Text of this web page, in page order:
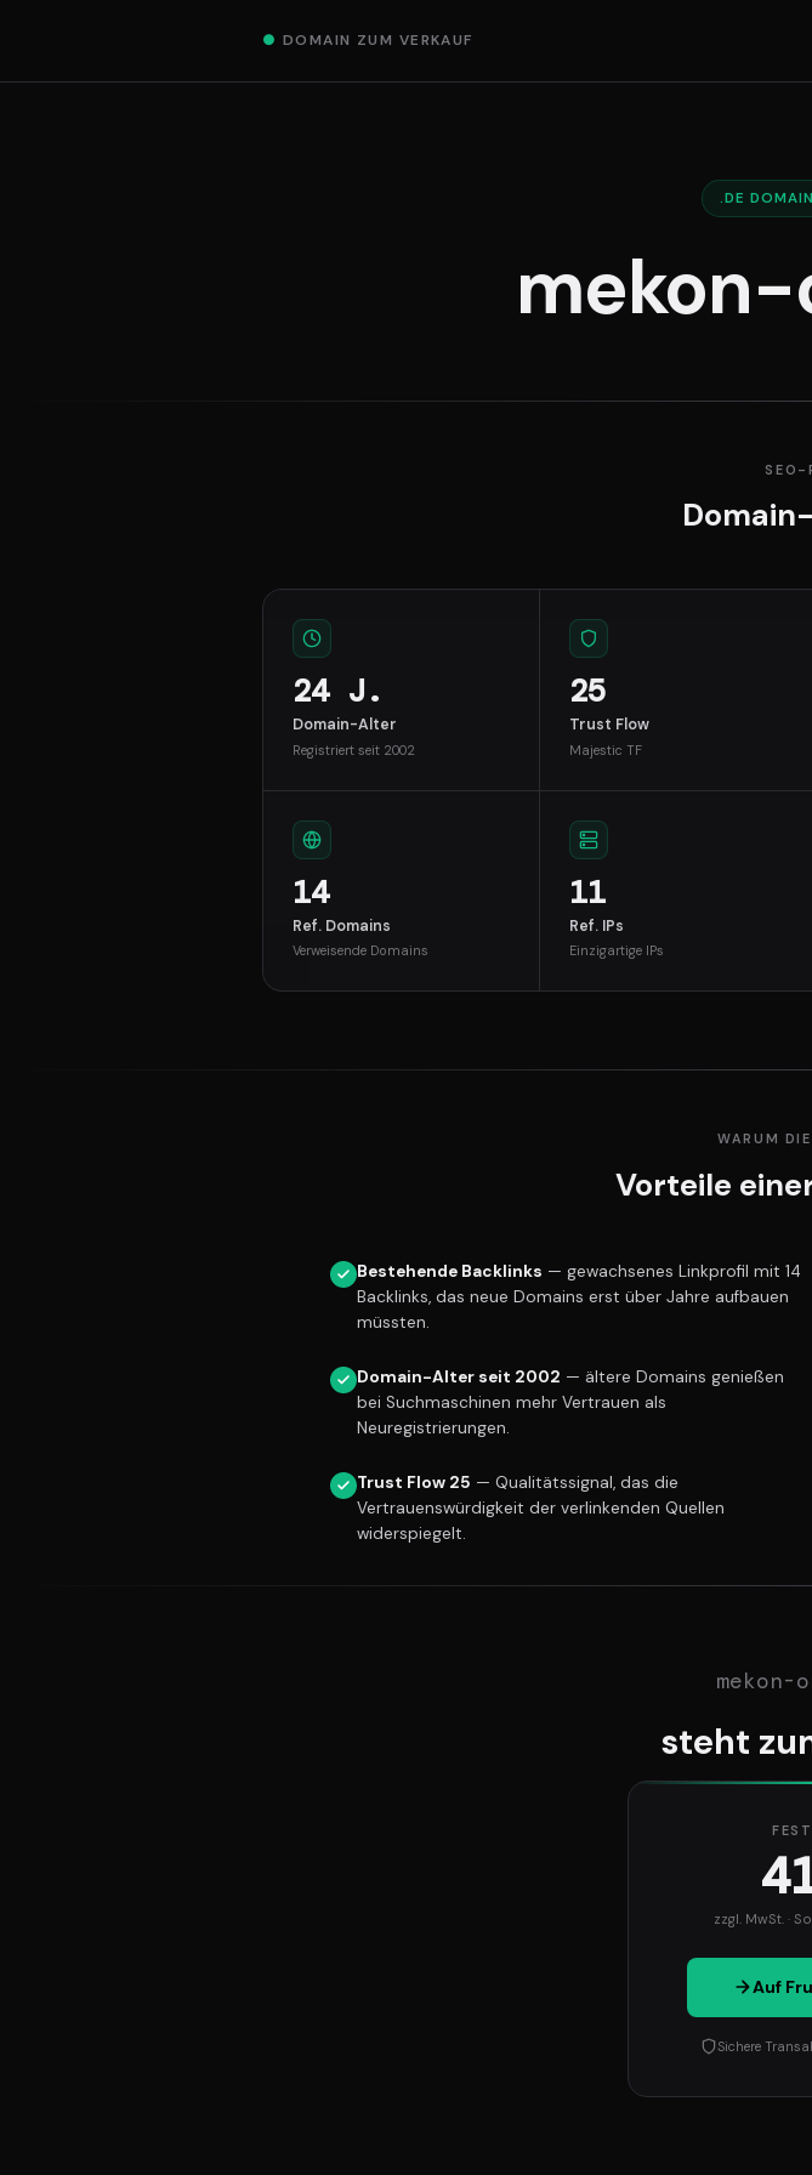
● DOMAIN ZUM VERKAUF
.DE
SEO-
24 J.
Domain-Alter
Registriert seit 2002
25
Trust Flow
Majestic TF
14
Ref. Domains
Verweisende Domains
11
Ref. IPs
Einzigartige IPs
WARUM
Vorteile
Bestehende Backlinks — gewachsenes Linkprofil mit 14
Backlinks, das neue Domains erst über Jahre aufbauen
müssten.
Domain-Alter seit 2002 — ältere Domains genießen
bei Suchmaschinen mehr Vertrauen als
Neuregistrierungen.
Trust Flow 25 — Qualitätssignal, das die
Vertrauenswürdigkeit der verlinkenden Quellen
widerspiegelt.
steht
zzgl. MwSt. ·
Auf
Sichere